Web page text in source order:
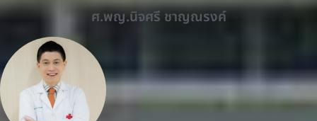
ศ.พญ.นิจศรี ชาญณรงค์